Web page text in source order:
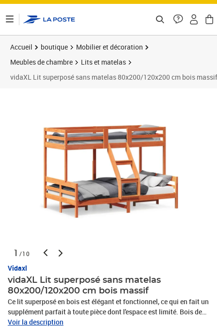
Accueil boutique
Mobilier et décoration
Meubles de chambre
Lits et matelas
vidaXL Lit superposé sans matelas 80x200/120x200 cm bois massif
1 /10
Vidaxl
vidaXL Lit superposé sans matelas
80x200/120x200 cm bois massif
Ce lit superposé en bois est élégant et fonctionnel, ce qui en fait un
supplément parfait à toute pièce dont l'espace est limité. Bois de
pin massif : le bois de pin massif est un matériau naturel
Voir la description